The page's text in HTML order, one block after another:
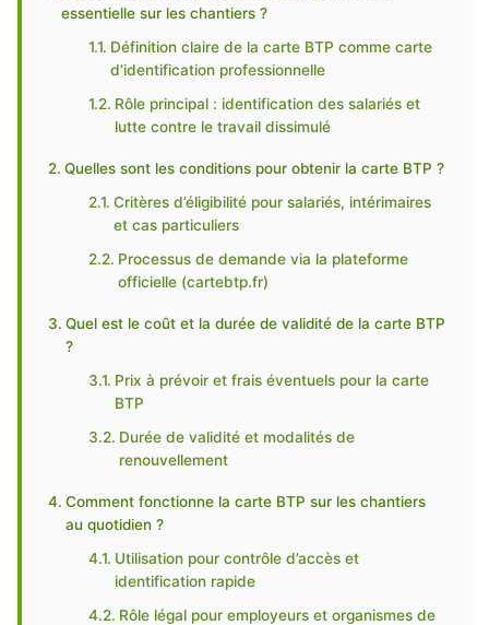
essentielle sur les chantiers ?
Définition claire de la carte BTP comme carte
d’identification professionnelle
Rôle principal : identification des salariés et
lutte contre le travail dissimulé
Quelles sont les conditions pour obtenir la carte BTP ?
Critères d’éligibilité pour salariés, intérimaires
et cas particuliers
Processus de demande via la plateforme
officielle (cartebtp.fr)
Quel est le coût et la durée de validité de la carte BTP
?
Prix à prévoir et frais éventuels pour la carte
BTP
Durée de validité et modalités de
renouvellement
Comment fonctionne la carte BTP sur les chantiers
au quotidien ?
Utilisation pour contrôle d’accès et
identification rapide
Rôle légal pour employeurs et organismes de